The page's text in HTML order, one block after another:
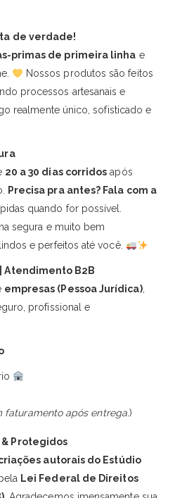
de verdade!
primas de primeira linha e
Nossos produtos são feitos
processos artesanais e
realmente único, sofisticado e
20 a 30 dias corridos após
Precisa pra antes? Fala com a
quando for possível.
segura e muito bem
e perfeitos até você.
Atendimento B2B
empresas (Pessoa Jurídica),
profissional e
faturamento após entrega.)
& Protegidos
autorais do Estúdio
Lei Federal de Direitos